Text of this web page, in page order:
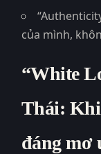
của mình,
“White
Thái: Khi
đáng mơ